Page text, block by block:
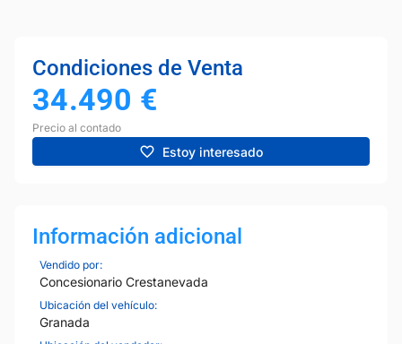
Condiciones de Venta
34.490 €
Precio al contado
Estoy interesado
Información adicional
Vendido por:
Concesionario Crestanevada
Ubicación del vehículo:
Granada